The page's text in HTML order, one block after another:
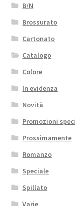
B/N
Brossurato
Cartonato
Catalogo
Colore
In evidenza
Novità
Promozioni
Prossimamente
Romanzo
Speciale
Spillato
Varie